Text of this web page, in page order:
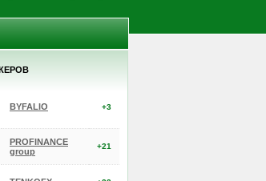
BYFALIO +3
PROFINANCE
group
+21